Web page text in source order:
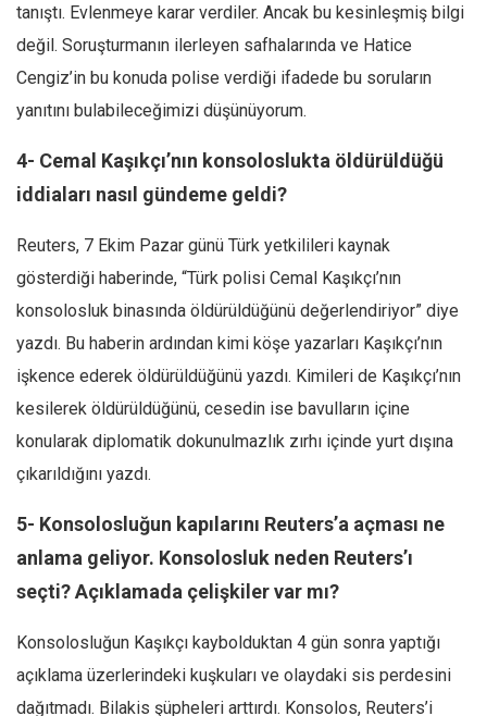
tanıştı. Evlenmeye karar verdiler. Ancak bu kesinleşmiş bilgi
değil. Soruşturmanın ilerleyen safhalarında ve Hatice
Cengiz’in bu konuda polise verdiği ifadede bu soruların
yanıtını bulabileceğimizi düşünüyorum.
4- Cemal Kaşıkçı’nın konsoloslukta öldürüldüğü
iddiaları nasıl gündeme geldi?
Reuters, 7 Ekim Pazar günü Türk yetkilileri kaynak
gösterdiği haberinde, “Türk polisi Cemal Kaşıkçı’nın
konsolosluk binasında öldürüldüğünü değerlendiriyor” diye
yazdı. Bu haberin ardından kimi köşe yazarları Kaşıkçı’nın
işkence ederek öldürüldüğünü yazdı. Kimileri de Kaşıkçı’nın
kesilerek öldürüldüğünü, cesedin ise bavulların içine
konularak diplomatik dokunulmazlık zırhı içinde yurt dışına
çıkarıldığını yazdı.
5- Konsolosluğun kapılarını Reuters’a açması ne
anlama geliyor. Konsolosluk neden Reuters’ı
seçti? Açıklamada çelişkiler var mı?
Konsolosluğun Kaşıkçı kaybolduktan 4 gün sonra yaptığı
açıklama üzerlerindeki kuşkuları ve olaydaki sis perdesini
dağıtmadı. Bilakis şüpheleri arttırdı. Konsolos, Reuters’i